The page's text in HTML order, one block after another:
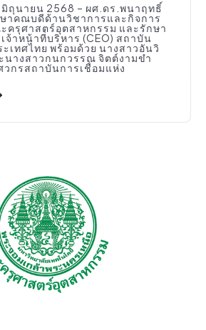
ถุนายน 2568 – ผศ.ดร.พนาฤทธิ์
าคณบดีด้านวิชาการและกิจการ
ครุศาสตร์อุตสาหกรรม และรักษา
จ้าหน้าที่บริหาร (CEO) สถาบัน
เทศไทย พร้อมด้วย นางสาวอันวิ
นางสาวกนกวรรณ จิตต์งามขำ
วกรสถาบันการเชื่อมแห่ง